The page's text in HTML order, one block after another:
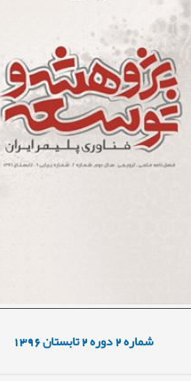
شماره2 دوره2 تابستان1396